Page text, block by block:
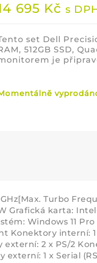
695 Kč s
set Dell
512GB SSD,
je
Turbo
Grafická karta:
Windows 11
Konektory interní: 1
2 x PS/2
externí: 1 x Serial